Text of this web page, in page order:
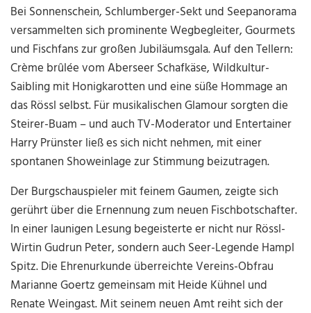
Bei Sonnenschein, Schlumberger-Sekt und Seepanorama
versammelten sich prominente Wegbegleiter, Gourmets
und Fischfans zur großen Jubiläumsgala. Auf den Tellern:
Crème brûlée vom Aberseer Schafkäse, Wildkultur-
Saibling mit Honigkarotten und eine süße Hommage an
das Rössl selbst. Für musikalischen Glamour sorgten die
Steirer-Buam – und auch TV-Moderator und Entertainer
Harry Prünster ließ es sich nicht nehmen, mit einer
spontanen Showeinlage zur Stimmung beizutragen.
Der Burgschauspieler mit feinem Gaumen, zeigte sich
gerührt über die Ernennung zum neuen Fischbotschafter.
In einer launigen Lesung begeisterte er nicht nur Rössl-
Wirtin Gudrun Peter, sondern auch Seer-Legende Hampl
Spitz. Die Ehrenurkunde überreichte Vereins-Obfrau
Marianne Goertz gemeinsam mit Heide Kühnel und
Renate Weingast. Mit seinem neuen Amt reiht sich der